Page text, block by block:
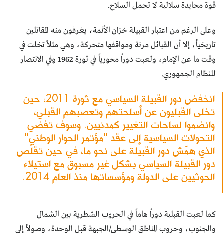
قوة محايدة سلالية لا تحمل السلاح.
وعلى الرغم من اعتبار القبيلة خزان الأئمة، يغرفون منه المقاتلين
تاريخياً، إلا أن القبائل مرنة ومواقفها متحركة، وهي مثلاً تخلت في
وقت ما عن الإمام، ولعبت دوراً محورياً في ثورة 1962 وفي الانتصار
للنظام الجمهوري.
انخفض دور القبيلة السياسي مع ثورة 2011، حين
تخلى القبليون عن أسلحتهم وتعصبهم القبلي،
وانضموا لساحات التغيير كمدنيين. وسوف تفضي
التحولات السياسية إلى عقد "مؤتمر الحوار الوطني"
الذي همّش دور القبيلة على نحو ما، في حين تقلّص
دور القبيلة السياسي بشكل غير مسبوق مع استيلاء
الحوثيين على الدولة ومؤسساتها منذ العام 2014.
كما لعبت القبلية دوراً هاماً في الحروب الشطرية بين الشمال
والجنوب، وحروب المناطق الوسطى/الجبهة قبل الوحدة، وصولاً إلى